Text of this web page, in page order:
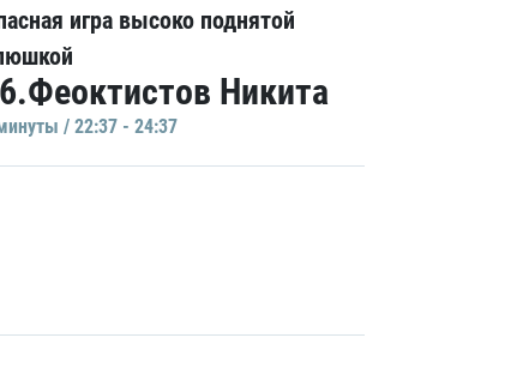
игра высоко поднятой
Никита
/ 22:37 - 24:37